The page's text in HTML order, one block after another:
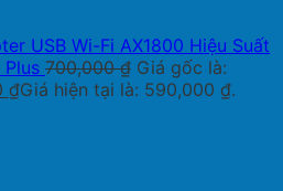
USB Wi-Fi AX1800 Hiệu Suất
700,000₫ Giá gốc là:
₫Giá hiện tại là: 590,000 ₫.